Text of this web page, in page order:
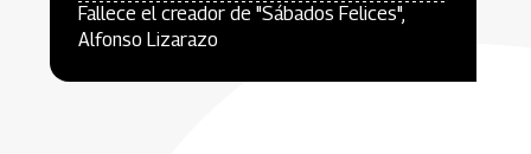
Fallece el creador de "Sábados Felices",
Alfonso Lizarazo